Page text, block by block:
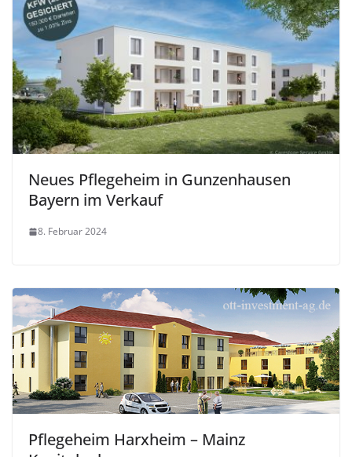
Neues Pflegeheim in Gunzenhausen
Bayern im Verkauf
8. Februar 2024
Pflegeheim Harxheim – Mainz